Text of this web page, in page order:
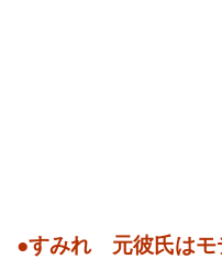
●すみれ 元彼氏はモ